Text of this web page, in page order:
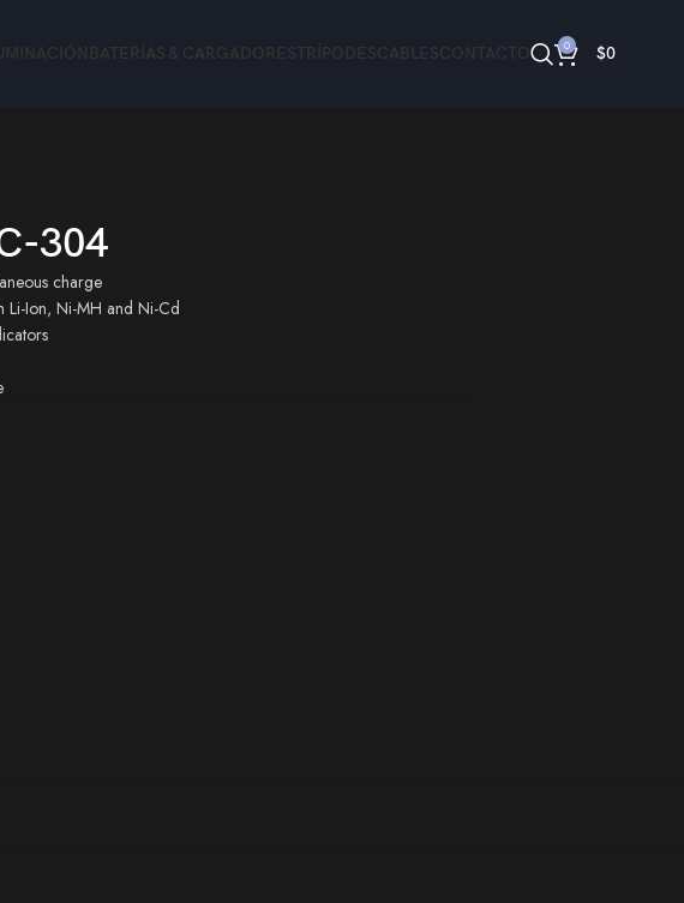
BATERÍAS & CARGADORESTRÍPODESCABLESCONTACTO 0 $0
304
charge
Ion, Ni-MH and Ni-Cd